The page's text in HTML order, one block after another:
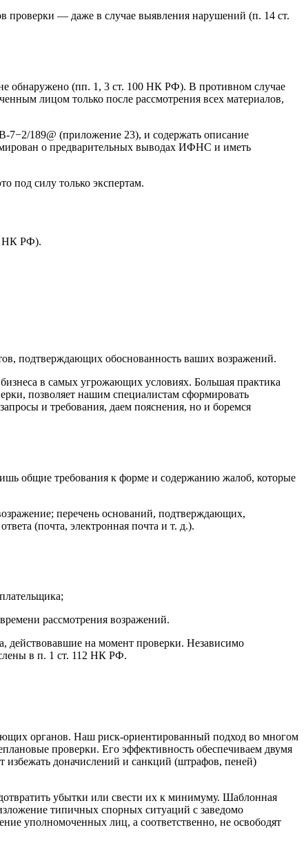
проверки — даже в случае выявления нарушений (п. 14 ст.
обнаружено (пп. 1, 3 ст. 100 НК РФ). В противном случае
лицом только после рассмотрения всех материалов,
189@ (приложение 23), и содержать описание
о предварительных выводах ИФНС и иметь
под силу только экспертам.
НК РФ).
подтверждающих обоснованность ваших возражений.
в самых угрожающих условиях. Большая практика
позволяет нашим специалистам сформировать
и требования, даем пояснения, но и боремся
общие требования к форме и содержанию жалоб, которые
перечень оснований, подтверждающих,
(почта, электронная почта и т. д.).
рассмотрения возражений.
действовавшие на момент проверки. Независимо
в п. 1 ст. 112 НК РФ.
органов. Наш риск-ориентированный подход во многом
проверки. Его эффективность обеспечиваем двумя
избежать доначислений и санкций (штрафов, пеней)
убытки или свести их к минимуму. Шаблонная
типичных спорных ситуаций с заведомо
уполномоченных лиц, а соответственно, не освободят